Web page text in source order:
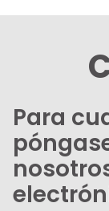
Para